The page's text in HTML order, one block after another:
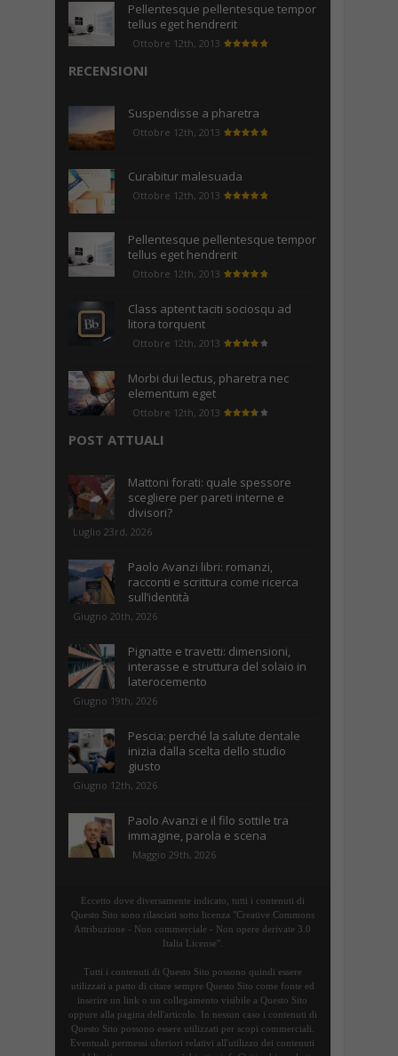
Pellentesque pellentesque tempor
tellus eget hendrerit
Ottobre 12th, 2013
RECENSIONI
Suspendisse a pharetra
Ottobre 12th, 2013
Curabitur malesuada
Ottobre 12th, 2013
Pellentesque pellentesque tempor
tellus eget hendrerit
Ottobre 12th, 2013
Class aptent taciti sociosqu ad
litora torquent
Ottobre 12th, 2013
Morbi dui lectus, pharetra nec
elementum eget
Ottobre 12th, 2013
POST ATTUALI
Mattoni forati: quale spessore
scegliere per pareti interne e
divisori?
Luglio 23rd, 2026
Paolo Avanzi libri: romanzi,
racconti e scrittura come ricerca
sull’identità
Giugno 20th, 2026
Pignatte e travetti: dimensioni,
interasse e struttura del solaio in
laterocemento
Giugno 19th, 2026
Pescia: perché la salute dentale
inizia dalla scelta dello studio
giusto
Giugno 12th, 2026
Paolo Avanzi e il filo sottile tra
immagine, parola e scena
Maggio 29th, 2026
Eccetto dove diversamente indicato, tutti i contenuti di
Questo Sito sono rilasciati sotto licenza "Creative Commons
Attribuzione - Non commerciale - Non opere derivate 3.0
Italia License".
Tutti i contenuti di Questo Sito possono quindi essere
utilizzati a patto di citare sempre Questo Sito come fonte ed
inserire un link o un collegamento visibile a Questo Sito
oppure alla pagina dell'articolo. In nessun caso i contenuti di
Questo Sito possono essere utilizzati per scopi commerciali.
Eventuali permessi ulteriori relativi all'utilizzo dei contenuti